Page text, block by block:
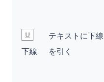
下線
テキストに下線
を引く